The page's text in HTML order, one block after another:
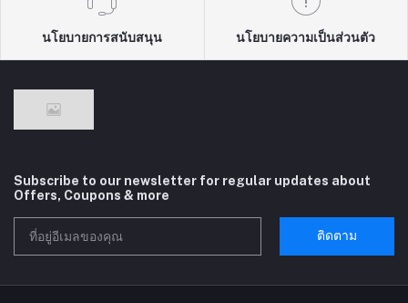
นโยบายการสนับสนุน นโยบายความเป็นส่วนตัว
Subscribe to our newsletter for regular updates about
Offers, Coupons & more
ติดตาม